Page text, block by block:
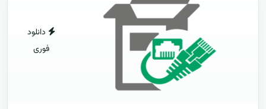
دانلود
فوری